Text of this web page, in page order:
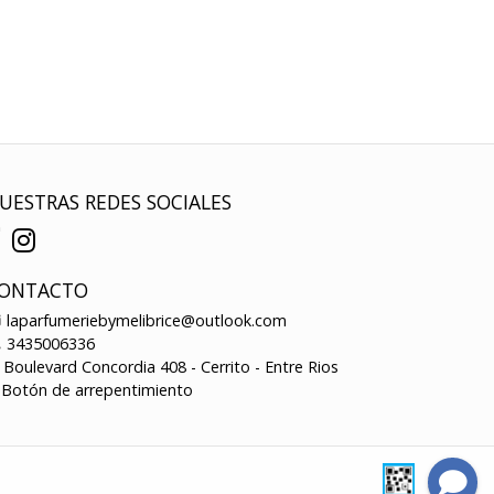
REDES SOCIALES
laparfumeriebymelibrice@outlook.com
3435006336
Boulevard Concordia 408 - Cerrito - Entre Rios
de arrepentimiento